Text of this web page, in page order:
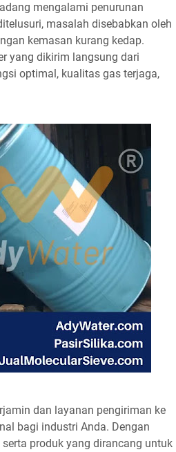
mengalami penurunan
masalah disebabkan oleh
kemasan kurang kedap.
yang dikirim langsung dari
optimal, kualitas gas terjaga,
dan layanan pengiriman ke
bagi industri Anda. Dengan
produk yang dirancang untuk